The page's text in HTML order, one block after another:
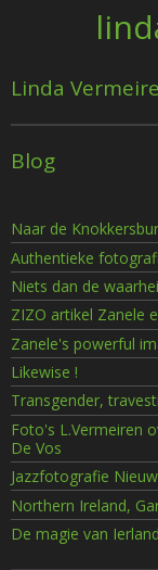
de
Linda
Blog
Naar de
Authentieke
Niets dan de
ZIZO artikel Zanele
Zanele's powerful
Likewise !
Transgender,
Foto's L.Vermeiren
De Vos
Jazzfotografie
Northern Ireland,
De magie van Ierland